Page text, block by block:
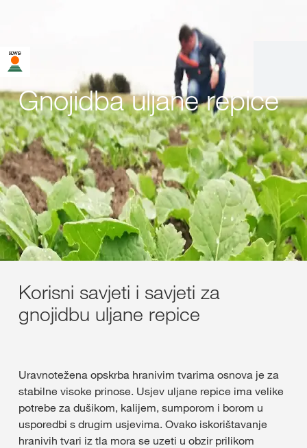
Gnojidba uljane repice
Korisni savjeti i savjeti za
gnojidbu uljane repice
Uravnotežena opskrba hranivim tvarima osnova je za
stabilne visoke prinose. Usjev uljane repice ima velike
potrebe za dušikom, kalijem, sumporom i borom u
usporedbi s drugim usjevima. Ovako iskorištavanje
hranivih tvari iz tla mora se uzeti u obzir prilikom